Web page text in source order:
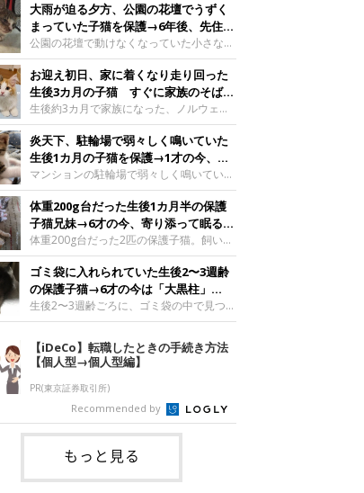
大雨が迫る夕方、公園の花壇でうずく
まっていた子猫を保護→6年後、先住猫
と“姉妹”のような関係に
公園の花壇で動けなくなっていた小さな子
猫。家族に迎えられてから6年、先住猫と
の間には深い絆が育まれていました。保護
当時のティダちゃん。
@muumuu62197189紹介するのは、
X（旧Twitter）ユーザー
@muumuu62197189さんの愛猫・ティダ
ちゃん（取材時6才）の成長記録です。こ
ちらは、生後3カ月ごろのティダちゃん。
飼い主さんが出会ったのは、夜から大雨に
なると予報されていた日の夕方でした。花
壇で動けずにいた子猫保護したばかりのテ
ィダちゃん。@muumuu62197189飼い主
さんは、公園の
お迎え初日、家に着くなり走り回った
生後3カ月の子猫 すぐに家族のそばで
落ち着く姿に「迎えてよかった」
生後約3カ月で家族になった、ノルウェー
ジャンフォレストキャットの子猫。お迎え
翌日には、すでに家でくつろぐ様子を見せ
ていました。お迎え翌日、ベッドでうとう
とするむうちゃんお迎え翌日のむうちゃ
ん。@umimugi0304紹介するのは、
Instagramユーザー@umimugi0304さんの
愛猫・むうちゃん（撮影時、生後約3カ月
／ノルウェージャンフォレストキャッ
ト）。こちらは、お迎え翌日に撮影された
一枚。ゴハンをお腹いっぱい食べたむうち
ゃんは眠くなり、飼い主さん夫婦のベッド
でうとうとし始めたのだとか。飼い主さ
炎天下、駐輪場で弱々しく鳴いていた
生後1カ月の子猫を保護→1才の今、筋
肉質でツンデレなコに成長
マンションの駐輪場で弱々しく鳴いてい
た、生後1カ月ほどの子猫。家族に迎えら
れてから1年、体も行動も大きく成長しま
した。炎天下の駐輪場で鳴いていた小さな
子猫保護当時のモモちゃん。@Kingponzu
紹介するのは、X（旧Twitter）ユーザー
@Kingponzuさんの愛猫・モモちゃん（取
材時1才）の成長記録です。こちらは、モ
モちゃんが生後1カ月ごろに撮影された一
枚。飼い主さんの自宅マンションの駐輪場
です。子猫時代のモモちゃん。
@Kingponzuその日は気温が35℃を
体重200g台だった生後1カ月半の保護
子猫兄妹→6才の今、寄り添って眠る姿
にほっこり！
体重200g台だった2匹の保護子猫。飼い主
さんの家族になってから6年、ともに成長
するなかで、2匹の関係にも少しずつ変化
が見られました。家族になったばかりの小
さな兄妹猫（写真上から）妹猫・てんちゃ
ん、兄猫・ラムくん。@ten_ramu紹介す
るのは、X（旧Twitter）ユーザー
@ten_ramuさんの愛猫・ラムくんとてん
ちゃん（ともに取材時6才）の成長記録で
す。この写真は、お迎えして間もない生後
1カ月半ごろの2匹。当時、ラムくんは260
グラム、てんちゃんは209グラムと、どち
らもとても小さな体でした。2匹
ゴミ袋に入れられていた生後2〜3週齢
の保護子猫→6才の今は「大黒柱」
に！ 美しい黒猫に成長した姿にグッ
とくる
生後2〜3週齢ごろに、ゴミ袋の中で見つか
った小さな命。ミルクから育てられたその
子猫は今、家族に欠かせない存在へと成長
しました。ゴミ袋の中で見つかった、ミニ
モグラのような子猫よちよち歩きをしてい
たころの、生後2〜3週齢ごろのドンちゃ
ん。@doddou_1今回紹介するのは、
X（旧Twitter）ユーザー@doddou_1さん
の愛猫・ドンちゃん（取材時、推定6才／
本名：ドミトリー・ドンスコイ）。ドンち
ゃんは、保護猫でした。ドンちゃんが見つ
かったのは、飼い主さんの姉の勤め先の敷
【iDeCo】転職したときの手続き方法
【個人型→個人型編】
PR(東京証券取引所)
Recommended by
もっと見る